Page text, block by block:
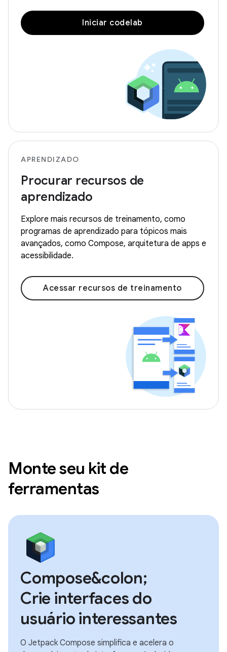
Iniciar codelab
APRENDIZADO
Procurar recursos de
aprendizado
Explore mais recursos de treinamento, como
programas de aprendizado para tópicos mais
avançados, como Compose, arquitetura de apps e
acessibilidade.
Acessar recursos de treinamento
Monte seu kit de
ferramentas
Compose&colon;
Crie interfaces do
usuário interessantes
O Jetpack Compose simplifica e acelera o